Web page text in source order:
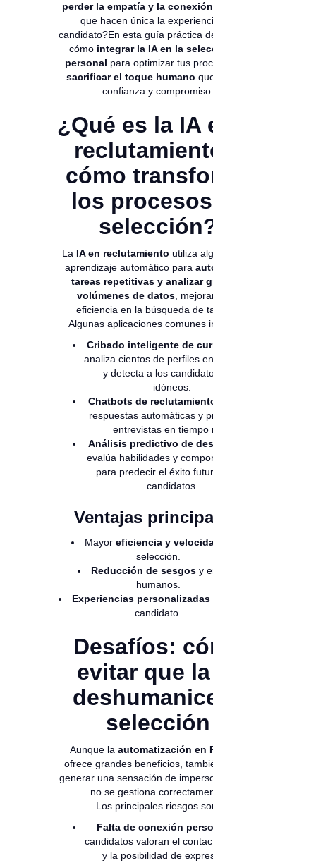
perder la empatía y la conexión humana
que hacen única la experiencia del
candidato?En esta guía práctica descubrirás
cómo integrar la IA en la selección de
personal para optimizar tus procesos
sacrificar el toque humano que genera
confianza y compromiso.
¿Qué es la IA en el
reclutamiento y
cómo transforma
los procesos de
selección?
La IA en reclutamiento utiliza algoritmos y
aprendizaje automático para automatizar
tareas repetitivas y analizar grandes
volúmenes de datos , mejorando la
eficiencia en la búsqueda de talento.
Algunas aplicaciones comunes incluyen:
Cribado inteligente de currículums:
analiza cientos de perfiles en segundos
y detecta a los candidatos más
idóneos.
Chatbots de reclutamiento:
respuestas automáticas y programan
entrevistas en tiempo real.
Análisis predictivo de desempeño:
evalúa habilidades y comportamientos
para predecir el éxito futuro de los
candidatos.
Ventajas principales:
Mayor eficiencia y velocidad
selección.
Reducción de sesgosy errores
humanos.
Experiencias personalizadaspara cada
candidato.
Desafíos: cómo
evitar que la IA
deshumanice la
selección
Aunque la automatización en RR. HH.
ofrece grandes beneficios, también puede
generar una sensación de impersonalidad si
no se gestiona correctamente.
Los principales riesgos son:
Falta de conexión personal:
candidatos valoran el contacto humano
y la posibilidad de expresar sus